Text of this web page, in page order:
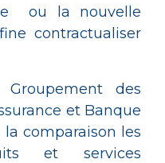
ou la nouvelle
contractualiser
des
et Banque
la comparaison les
et services